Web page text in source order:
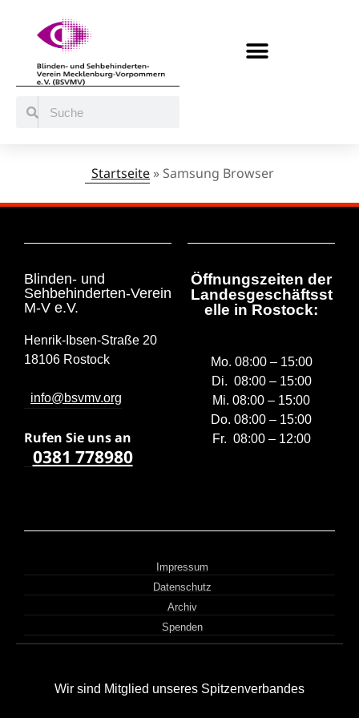
Startseite » Samsung Browser
Blinden- und
Sehbehinderten-Verein
M-V e.V.
Henrik-Ibsen-Straße 20
18106 Rostock
info@bsvmv.org
Rufen Sie uns an
0381 778980
Öffnungszeiten der
Landesgeschäftsst
elle in Rostock:
Mo. 08:00 – 15:00
Di. 08:00 – 15:00
Mi. 08:00 – 15:00
Do. 08:00 – 15:00
Fr. 08:00 – 12:00
Impressum
Datenschutz
Archiv
Spenden
Wir sind Mitglied unseres Spitzenverbandes